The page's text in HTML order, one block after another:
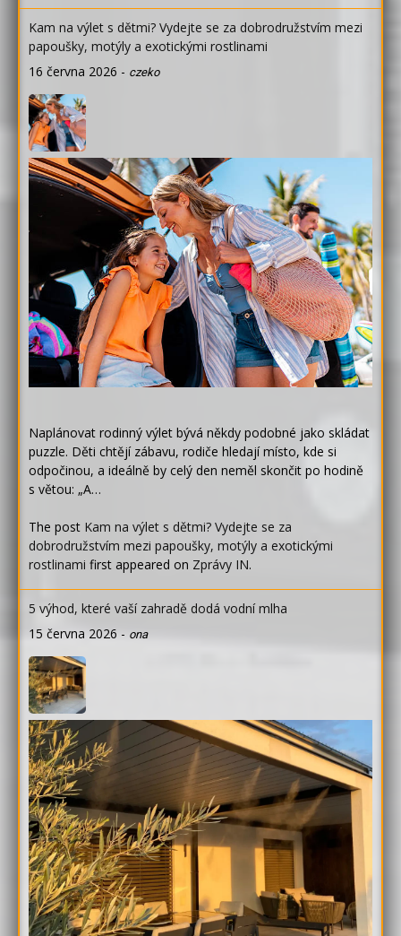
Kam na výlet s dětmi? Vydejte se za dobrodružstvím mezi
papoušky, motýly a exotickými rostlinami
16 června 2026 - czeko
Naplánovat rodinný výlet bývá někdy podobné jako skládat
puzzle. Děti chtějí zábavu, rodiče hledají místo, kde si
odpočinou, a ideálně by celý den neměl skončit po hodině
s větou: „A…
The post Kam na výlet s dětmi? Vydejte se za
dobrodružstvím mezi papoušky, motýly a exotickými
rostlinami first appeared on Zprávy IN.
5 výhod, které vaší zahradě dodá vodní mlha
15 června 2026 - ona